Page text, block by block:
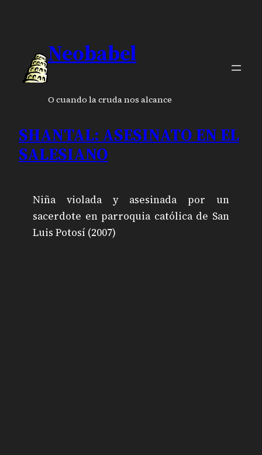
Neobabel
O cuando la cruda nos alcance
SHANTAL: ASESINATO EN EL
SALESIANO
Niña violada y asesinada por un
sacerdote en parroquia católica de San
Luis Potosí (2007)